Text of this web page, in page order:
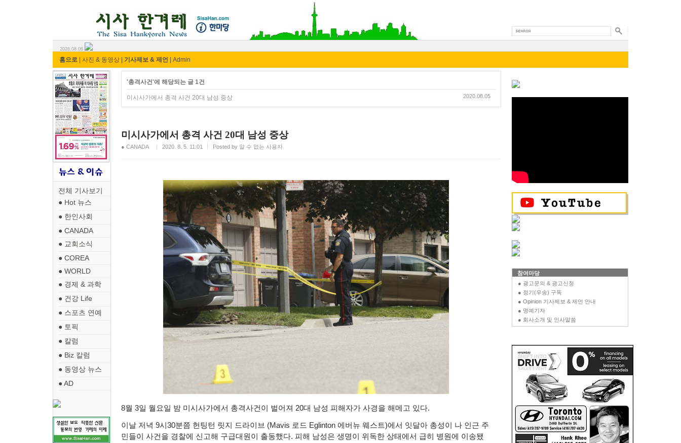
2026.08.06
홈으로 사진 & 동영상 기사제보 & 제언 Admin
전체 기사보기
● Hot 뉴스
● 한인사회
● CANADA
● 교회소식
● COREA
● WORLD
● 경제 & 과학
● 건강 Life
● 스포츠 연예
● 토픽
● 칼럼
● Biz 칼럼
● 동영상 뉴스
● AD
'총격사건'에 해당되는 글 1건
2020.08.05
미시사가에서 총격 사건 20대 남성 중상
미시사가에서 총격 사건 20대 남성 중상
● CANADA 2020. 8. 5. 11:01 Posted by 알 수 없는 사용자
8월 3일 월요일 밤 미시사가에서 총격사건이 벌어져 20대 남성 피해자가 사경을 해메고 있다.
이날 저녁 9시 30분쯤 헌팅턴 릿지 드라이브 (Mavis 로드 Eglinton 에버뉴 웨스트)에서 잇달아 총성이 나 인근 주
민들이 사건을 경찰에 신고해 구급대원이 출동했다. 피해 남성은 생명이 위독한 상태에서 급히 병원에 이송됐
참여마당
● 광고문의 & 광고신청
● 정기(우송) 구독
● Opinion 기사제보 & 제언 안내
● 명예기자
● 회사소개 및 인사말씀